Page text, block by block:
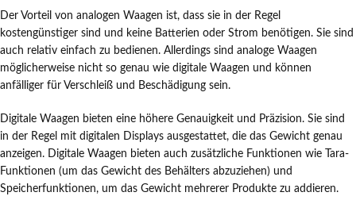
Der Vorteil von analogen Waagen ist, dass sie in der Regel
kostengünstiger sind und keine Batterien oder Strom benötigen. Sie sind
auch relativ einfach zu bedienen. Allerdings sind analoge Waagen
möglicherweise nicht so genau wie digitale Waagen und können
anfälliger für Verschleiß und Beschädigung sein.
Digitale Waagen bieten eine höhere Genauigkeit und Präzision. Sie sind
in der Regel mit digitalen Displays ausgestattet, die das Gewicht genau
anzeigen. Digitale Waagen bieten auch zusätzliche Funktionen wie Tara-
Funktionen (um das Gewicht des Behälters abzuziehen) und
Speicherfunktionen, um das Gewicht mehrerer Produkte zu addieren.